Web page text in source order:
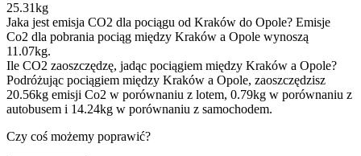
25.31kg
Jaka jest emisja CO2 dla pociągu od Kraków do Opole? Emisje
Co2 dla pobrania pociąg między Kraków a Opole wynoszą
11.07kg.
Ile CO2 zaoszczędzę, jadąc pociągiem między Kraków a Opole?
Podróżując pociągiem między Kraków a Opole, zaoszczędzisz
20.56kg emisji Co2 w porównaniu z lotem, 0.79kg w porównaniu z
autobusem i 14.24kg w porównaniu z samochodem.
Czy coś możemy poprawić?